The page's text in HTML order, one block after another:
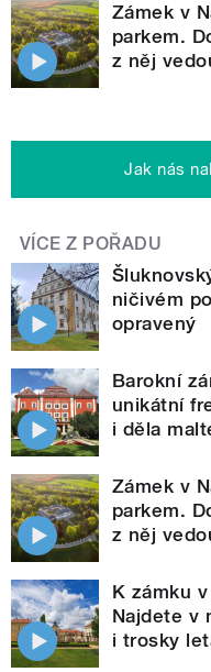
Zámek v
parkem.
z něj
Jak nás
VÍCE Z POŘADU
ničivém
opravený
Barokní
unikátní
i děla
Zámek v
parkem.
z něj
K zámku
Najdete v
i trosky